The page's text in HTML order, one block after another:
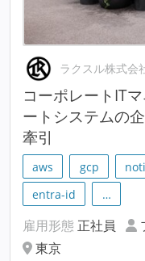
ラクスル株式会
コーポレートIT
ートシステムの
牽引
aws gcp
entra-id
…
雇用形態 正社員
東京